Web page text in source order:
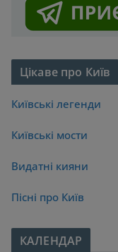
Цікаве про Київ
Київські легенди
Київські мости
Видатні кияни
Пісні про Київ
КАЛЕНДАР